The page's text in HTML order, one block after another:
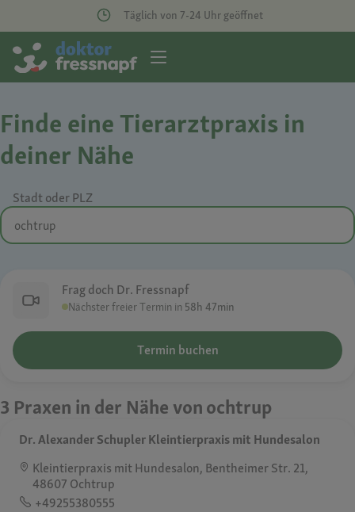
Täglich von 7-24 Uhr geöffnet
Finde eine Tierarztpraxis in
deiner Nähe
Stadt oder PLZ
Frag doch Dr. Fressnapf
Nächster freier Termin in 58h 47min
Termin buchen
3 Praxen in der Nähe von ochtrup
Dr. Alexander Schupler Kleintierpraxis mit Hundesalon
Kleintierpraxis mit Hundesalon, Bentheimer Str. 21,
48607 Ochtrup
+49255380555